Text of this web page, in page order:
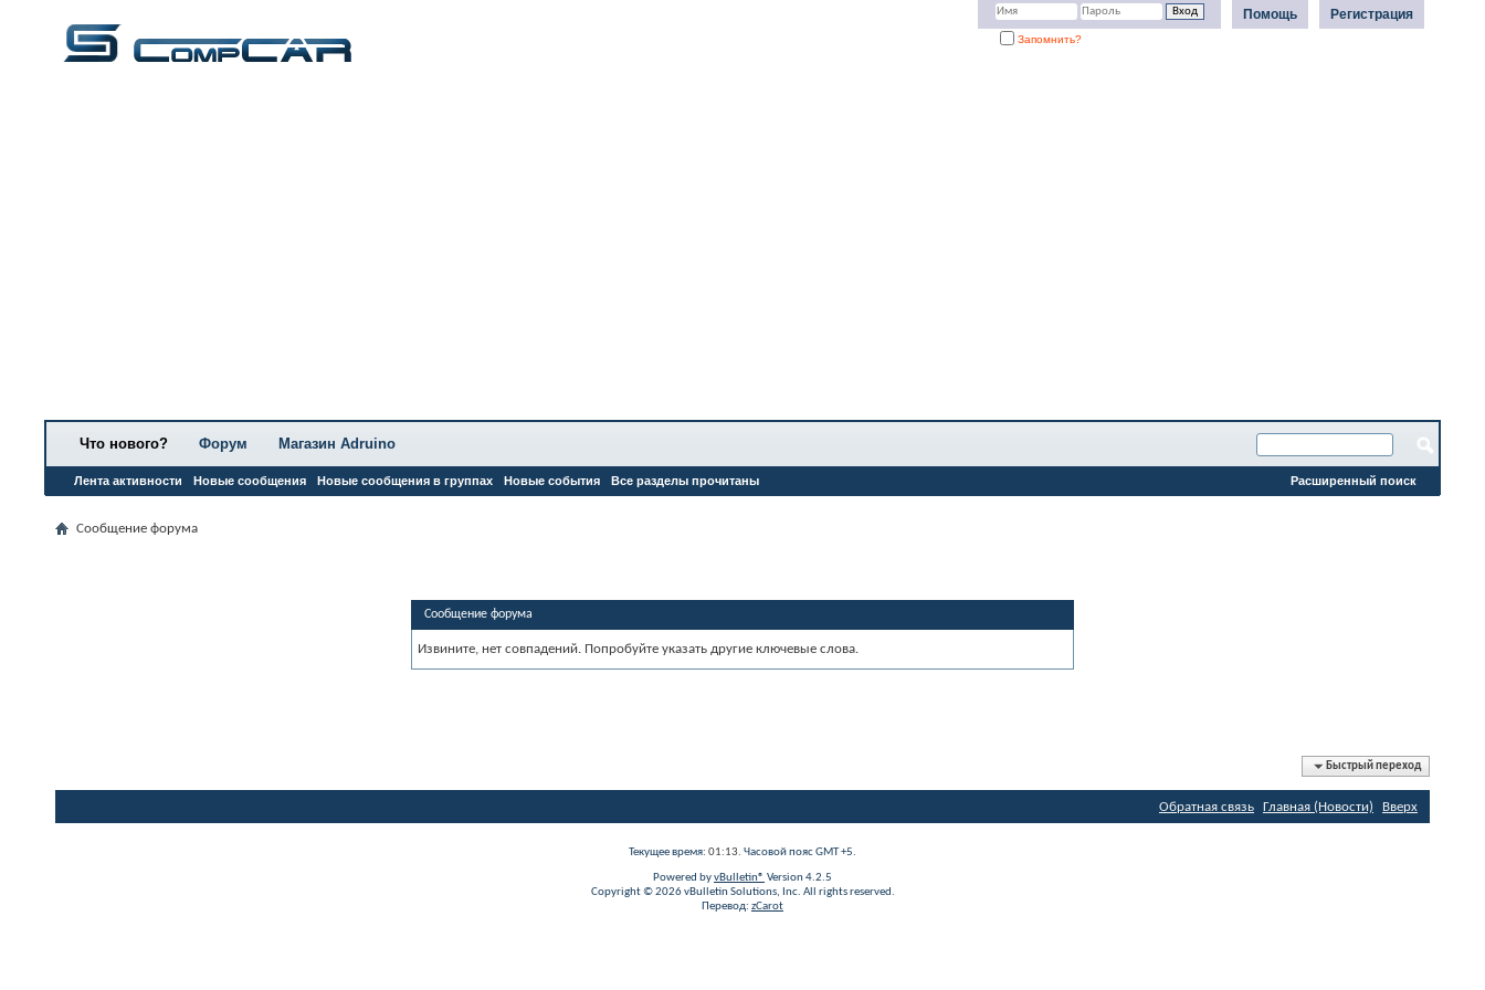
Регистрация
Помощь
Запомнить?
Что нового?
Лента активности Новые сообщения Новые сообщения в группах Новые события Все разделы прочитаны
Форум Магазин Adruino
Расширенный поиск
Сообщение форума
Сообщение форума
Извините, нет совпадений. Попробуйте указать другие ключевые слова.
Быстрый переход
Обратная связь Главная (Новости) Вверх
Текущее время: 01:13. Часовой пояс GMT +5.
Powered byvBulletin® Version 4.2.5
Copyright © 2026 vBulletin Solutions, Inc. All rights reserved.
Перевод: zCarot